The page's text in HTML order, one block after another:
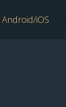
Android/iOS